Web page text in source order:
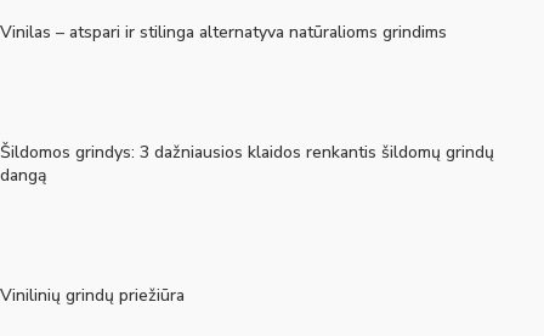
Vinilas – atspari ir stilinga alternatyva natūralioms grindims
Šildomos grindys: 3 dažniausios klaidos renkantis šildomų grindų
dangą
Vinilinių grindų priežiūra